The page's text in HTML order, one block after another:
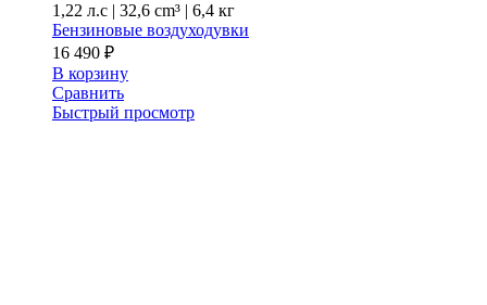
1,22 л.с | 32,6 cm³ | 6,4 кг
Бензиновые воздуходувки
16 490 ₽
В корзину
Сравнить
Быстрый просмотр